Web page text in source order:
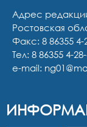
Адрес
Ростовская
Факс: 8 86355 4-
Тел: 8 86355 4-
e-mail: